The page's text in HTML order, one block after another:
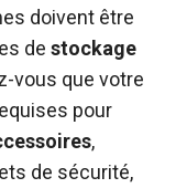
doivent être
de stockage
vous que votre
pour
,
de sécurité,